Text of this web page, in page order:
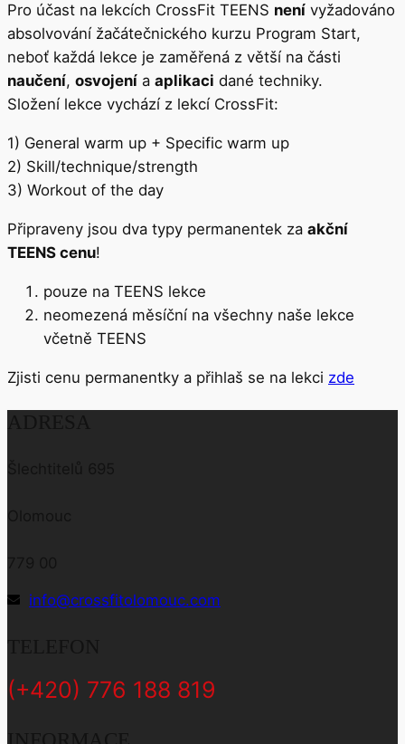
Pro účast na lekcích CrossFit TEENS není vyžadováno
absolvování žačátečnického kurzu Program Start,
neboť každá lekce je zaměřená z větší na části
naučení, osvojení a aplikaci dané techniky.
Složení lekce vychází z lekcí CrossFit:
1) General warm up + Specific warm up
2) Skill/technique/strength
3) Workout of the day
Připraveny jsou dva typy permanentek za akční
TEENS cenu!
pouze na TEENS lekce
neomezená měsíční na všechny naše lekce
včetně TEENS
Zjisti cenu permanentky a přihlaš se na lekci zde
info@crossfitolomouc.com
(+420) 776 188 819